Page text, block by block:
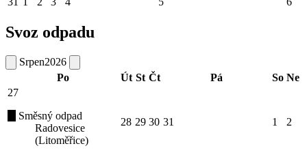
Svoz odpadu
Srpen2026
Po
Út St Čt Pá So Ne
27
Směsný odpad
Radovesice
(Litoměřice)
28 29 30 31 1 2